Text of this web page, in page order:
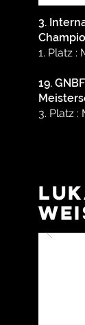
3.
1. Platz :
19.
3. Platz :